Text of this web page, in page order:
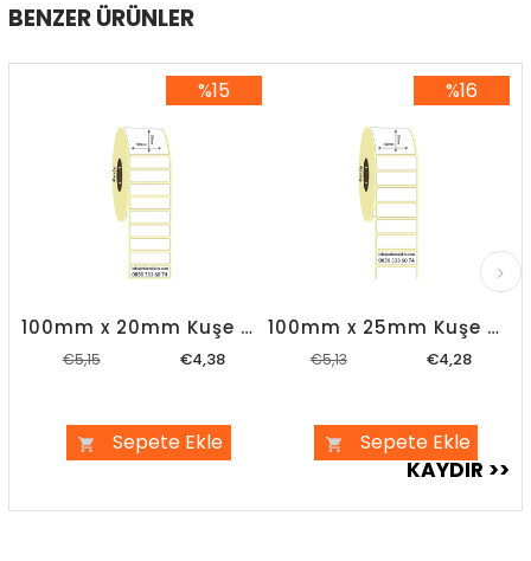
BENZER ÜRÜNLER
100mm x 20mm Kuşe Etiket
€4,38
€5,15
Sepete Ekle
%15
100mm x 25mm Kuşe Etiket
€4,28
€5,13
Sepete Ekle
%16